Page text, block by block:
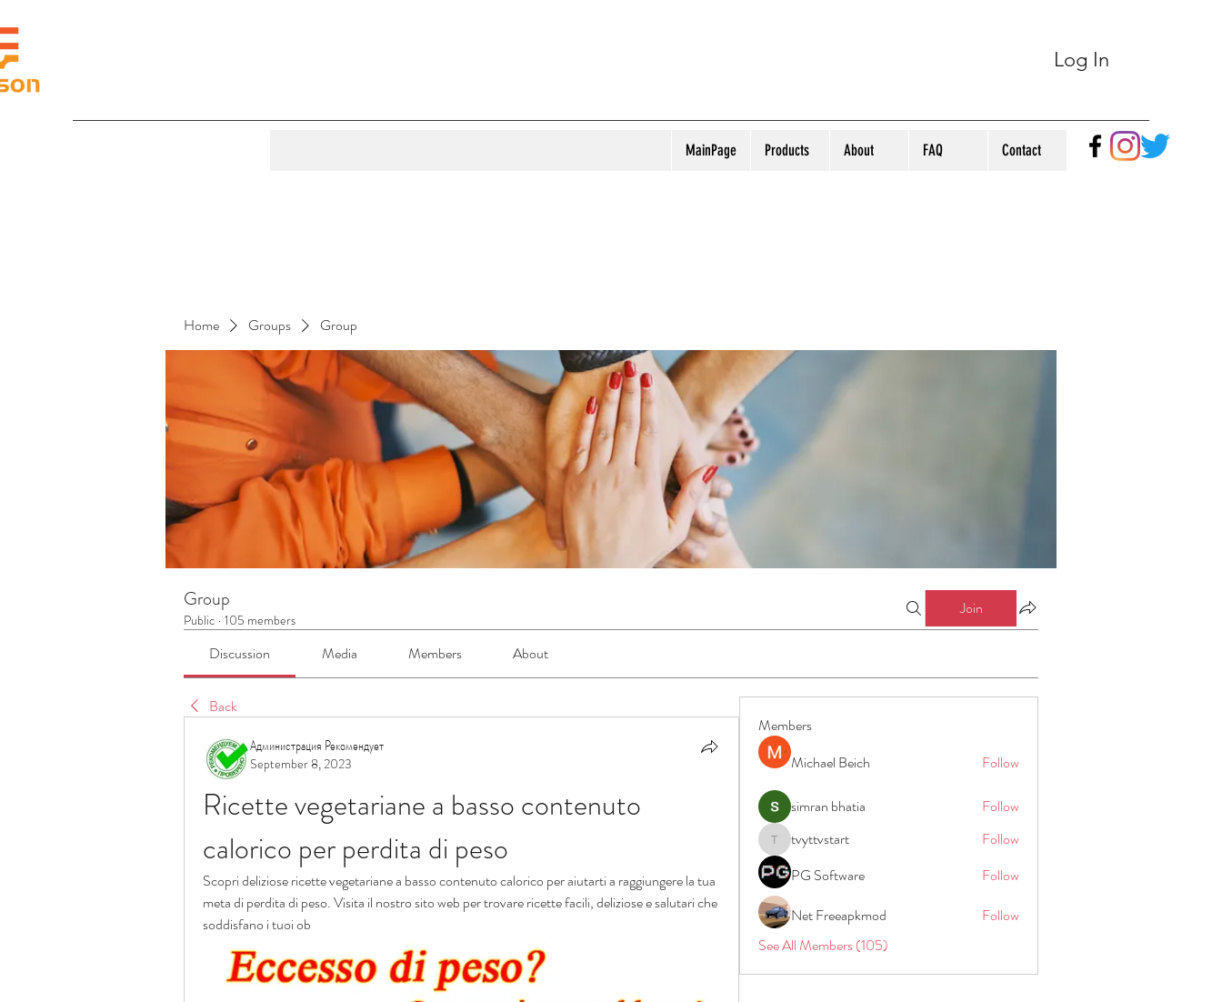
Log In
MainPage Products About FAQ Contact
Home Groups Group
Group
Public · 105 members
Join
Discussion Media Members About
Back
Администрация Рекомендует
September 8, 2023
Ricette vegetariane a basso contenuto
calorico per perdita di peso
Scopri deliziose ricette vegetariane a basso contenuto calorico per aiutarti a raggiungere la tua
meta di perdita di peso. Visita il nostro sito web per trovare ricette facili, deliziose e salutari che
soddisfano i tuoi ob
Members
Michael Beich
Follow
simran bhatia Follow
tvyttvstart
tvyttvstart
Follow
PG Software
Follow
Net Freeapkmod
Follow
See All Members (105)